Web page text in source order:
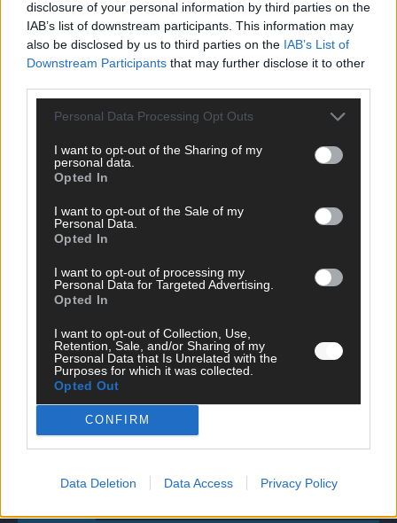
disclosure of your personal information by third parties on the
IAB’s list of downstream participants. This information may
also be disclosed by us to third parties on the IAB’s List of
Downstream Participants that may further disclose it to other
Personal Data Processing Opt Outs
I want to opt-out of the Sharing of my
personal data.
Opted In
I want to opt-out of the Sale of my
Personal Data.
Opted In
I want to opt-out of processing my
Personal Data for Targeted Advertising.
Opted In
I want to opt-out of Collection, Use,
Retention, Sale, and/or Sharing of my
Personal Data that Is Unrelated with the
Purposes for which it was collected.
Opted Out
CONFIRM
Data Deletion Data Access Privacy Policy
SCHNELL ZUM RESSORT
Nachrichten
Wirtschaft
Ratgeber
Kommentar
Eurovision
FLASH – DAS VIDEOPORTAL
ÜBER UNS
Unternehmensporträt
Ehtikrichtlinie & Faktencheck